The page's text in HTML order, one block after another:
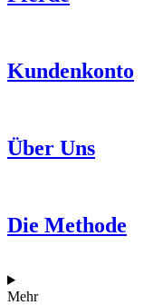
Kundenkonto
Über Uns
Die Methode
Mehr